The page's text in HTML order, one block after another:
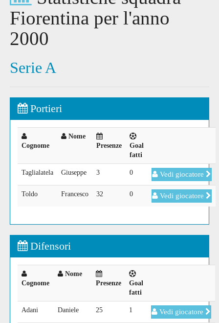
Fiorentina per l'anno
2000
Serie A
Portieri
Cognome
Nome
Presenze
Goal
fatti
Taglialatela Giuseppe 3 0 Vedi giocatore
Toldo Francesco 32 0 Vedi giocatore
Difensori
Cognome
Nome
Presenze
Goal
fatti
Adani Daniele 25 1 Vedi giocatore